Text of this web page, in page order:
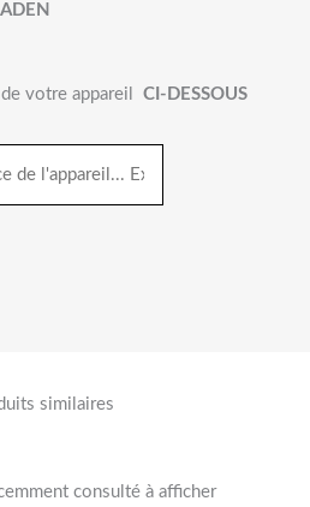
votre appareil CI-DESSOUS
similaires
consulté à afficher